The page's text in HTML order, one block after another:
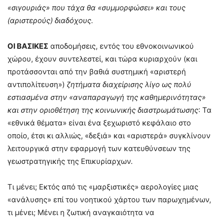
«σιγουριάς» που τάχα θα «συμμορφώσει» και τους
(αριστερούς) διαδόχους.
ΟΙ ΒΑΣΙΚΕΣ αποδομήσεις, εντός του εθνοκοινωνικού
χώρου, έχουν συντελεστεί, και τώρα κυριαρχούν (και
προτάσσονται από την βαθιά συστημική «αριστερή
αντιπολίτευση») ζητήματα διαχείρισης λίγο ως πολύ
εστιασμένα στην «αναπαραγωγή της καθημερινότητας»
και στην οριοθέτηση της κοινωνικής διαστρωμάτωσης: Τα
«εθνικά θέματα» είναι ένα ξεχωριστό κεφάλαιο στο
οποίο, έτσι κι αλλιώς, «δεξιά» και «αριστερά» συγκλίνουν
λειτουργικά στην εφαρμογή των κατευθύνσεων της
γεωστρατηγικής της Επικυρίαρχων.
Τι μένει; Εκτός από τις «μαρξιστικές» αερολογίες μιας
«ανάλυσης» επί του νοητικού χάρτου των παρωχημένων,
τι μένει; Μένει η ζωτική αναγκαιότητα να